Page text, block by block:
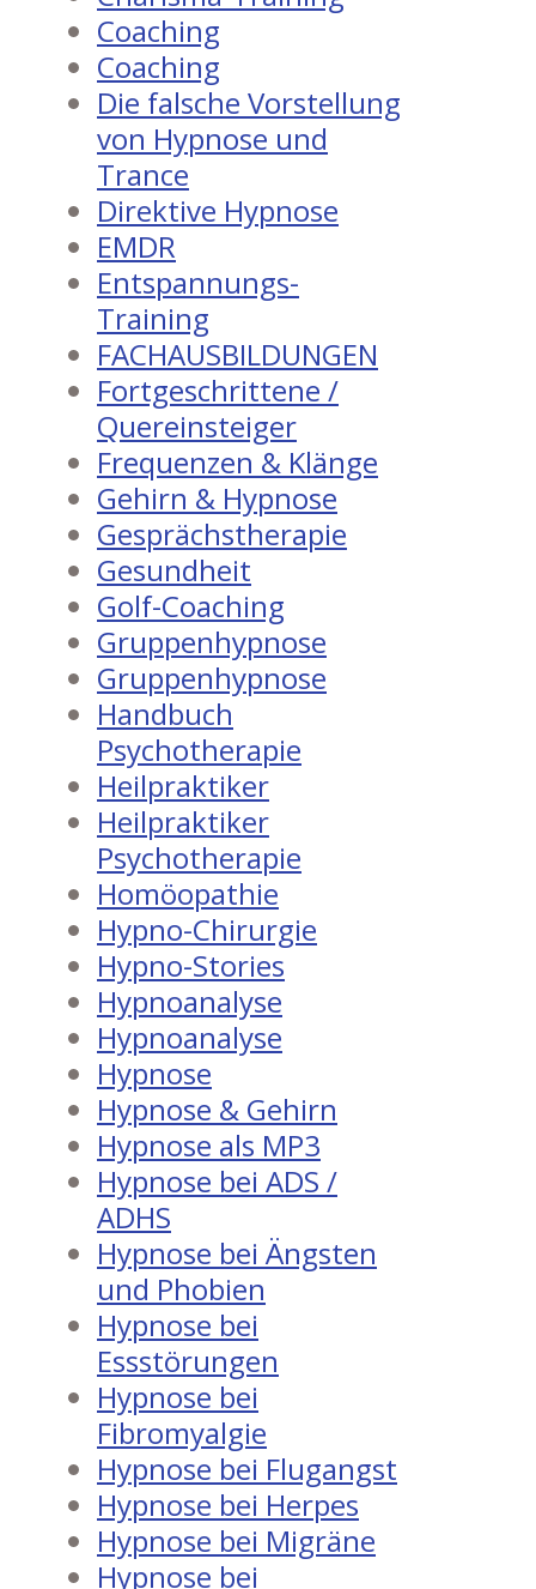
Coaching
Coaching
Die falsche Vorstellung
von Hypnose und
Trance
Direktive Hypnose
EMDR
Entspannungs-
Training
FACHAUSBILDUNGEN
Fortgeschrittene /
Quereinsteiger
Frequenzen & Klänge
Gehirn & Hypnose
Gesprächstherapie
Gesundheit
Golf-Coaching
Gruppenhypnose
Gruppenhypnose
Handbuch
Psychotherapie
Heilpraktiker
Heilpraktiker
Psychotherapie
Homöopathie
Hypno-Chirurgie
Hypno-Stories
Hypnoanalyse
Hypnoanalyse
Hypnose
Hypnose & Gehirn
Hypnose als MP3
Hypnose bei ADS /
ADHS
Hypnose bei Ängsten
und Phobien
Hypnose bei
Essstörungen
Hypnose bei
Fibromyalgie
Hypnose bei Flugangst
Hypnose bei Herpes
Hypnose bei Migräne
Hypnose bei